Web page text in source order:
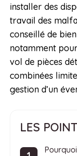
installer des
travail des
conseillé de
notamment
vol de pièces
combinées
gestion d’un
LES